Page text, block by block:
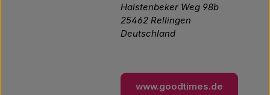
Halstenbeker Weg 98b
25462 Rellingen
Deutschland
www.goodtimes.de